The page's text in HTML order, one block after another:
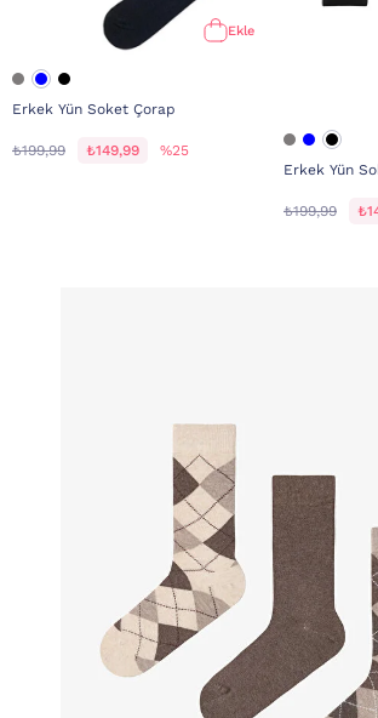
Ekle
Erkek Yün Soket Çorap
₺199,99 ₺149,99 %25
Erkek Yün
₺199,99